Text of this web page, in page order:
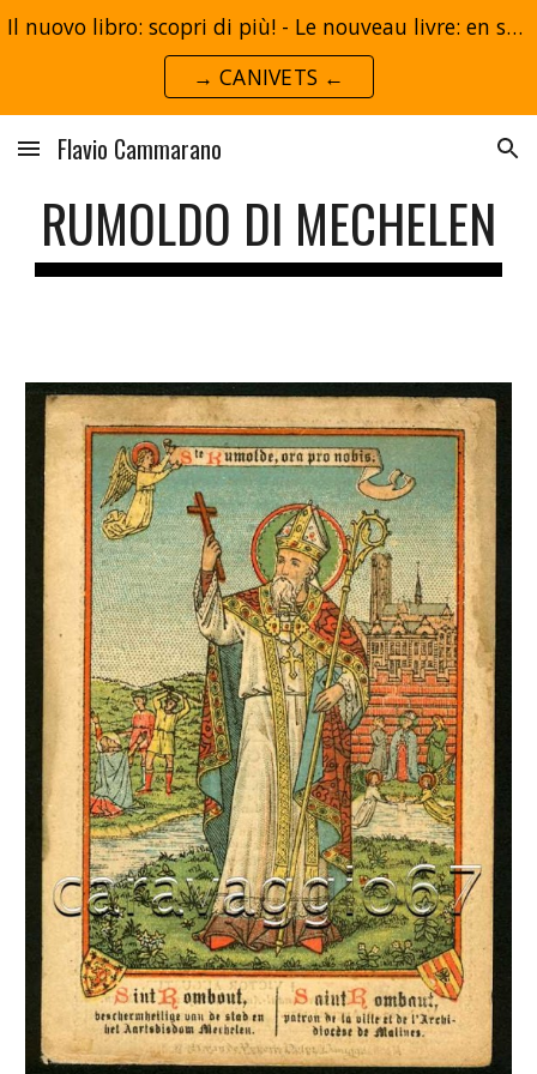
Skip to main content
Il nuovo libro: scopri di più! - Le nouveau livre: en savoir plus!
→ CANIVETS ←
Flavio Cammarano
RUMOLDO DI MECHELEN